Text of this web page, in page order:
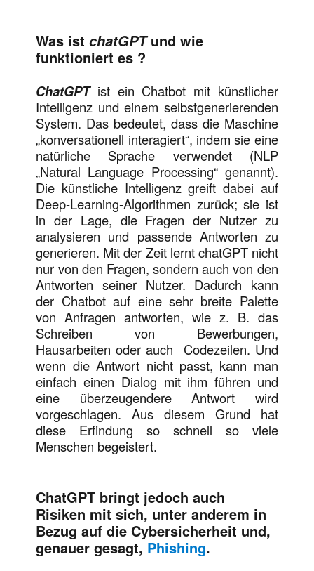
Was istchatGPTund wie
funktioniert es ?
ChatGPT ist ein Chatbot mit künstlicher
Intelligenz und einem selbstgenerierenden
System. Das bedeutet, dass die Maschine
„konversationell interagiert“, indem sie eine
natürliche Sprache verwendet (NLP
„Natural Language Processing“ genannt).
Die künstliche Intelligenz greift dabei auf
Deep-Learning-Algorithmen zurück; sie ist
in der Lage, die Fragen der Nutzer zu
analysieren und passende Antworten zu
generieren. Mit der Zeit lernt chatGPT nicht
nur von den Fragen, sondern auch von den
Antworten seiner Nutzer. Dadurch kann
der Chatbot auf eine sehr breite Palette
von Anfragen antworten, wie z. B. das
Schreiben von Bewerbungen,
Hausarbeiten oder auch Codezeilen. Und
wenn die Antwort nicht passt, kann man
einfach einen Dialog mit ihm führen und
eine überzeugendere Antwort wird
vorgeschlagen. Aus diesem Grund hat
diese Erfindung so schnell so viele
Menschen begeistert.
ChatGPT bringt jedoch auch
Risiken mit sich, unter anderem in
Bezug auf die Cybersicherheit und,
genauer gesagt, Phishing.